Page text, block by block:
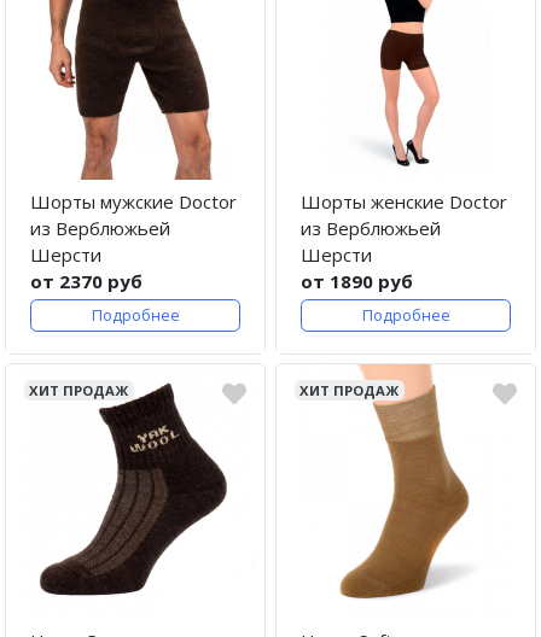
Шорты мужские Doctor
из Верблюжьей
Шерсти
от 2370 руб
Подробнее
Шорты женские Doctor
из Верблюжьей
Шерсти
от 1890 руб
Подробнее
ХИТ ПРОДАЖ ХИТ ПРОДАЖ